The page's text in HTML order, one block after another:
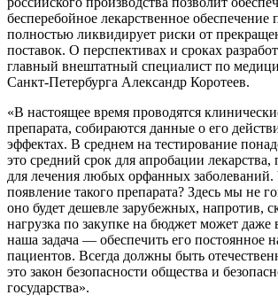
бесперебойное лекарственное обеспечение
полностью ликвидирует риски от
поставок. О перспективах и сроках
главный внештатный специалист по
Санкт-Петербурга Александр Коротеев.
«В настоящее время проводятся
препарата, собираются данные о его
эффектах. В среднем на тестирование
это средний срок для апробации лекарства,
для лечения любых орфанных заболеваний.
появление такого препарата? Здесь мы не
оно будет дешевле зарубежных, напротив,
нагрузка по закупке на бюджет может даже
наша задача — обеспечить его постоянное
пациентов. Всегда должны быть
это закон безопасности общества и
государства».